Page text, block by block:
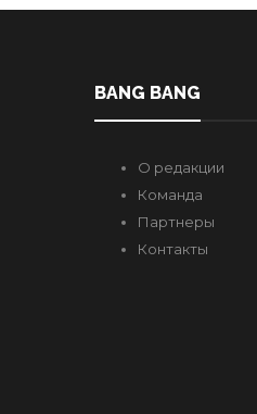
BANG BANG
О редакции
Команда
Партнеры
Контакты